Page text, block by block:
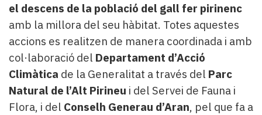
el descens de la població del gall fer pirinenc
amb la millora del seu hàbitat. Totes aquestes
accions es realitzen de manera coordinada i amb
col·laboració del Departament d’Acció
Climàtica de la Generalitat a través del Parc
Natural de l’Alt Pirineu i del Servei de Fauna i
Flora, i del Conselh Generau d’Aran, pel que fa a